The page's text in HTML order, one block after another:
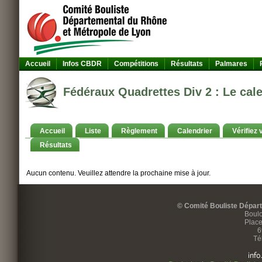
Accueil Infos CBDR Compétitions Résultats Palmares
Fédéraux Quadrettes Div 2 : Le
Accueil Liste Règlement Calendrier
Vérifiez
Résultats
Aucun contenu. Veuillez attendre la prochaine mise à jour.
© Comité Bouliste